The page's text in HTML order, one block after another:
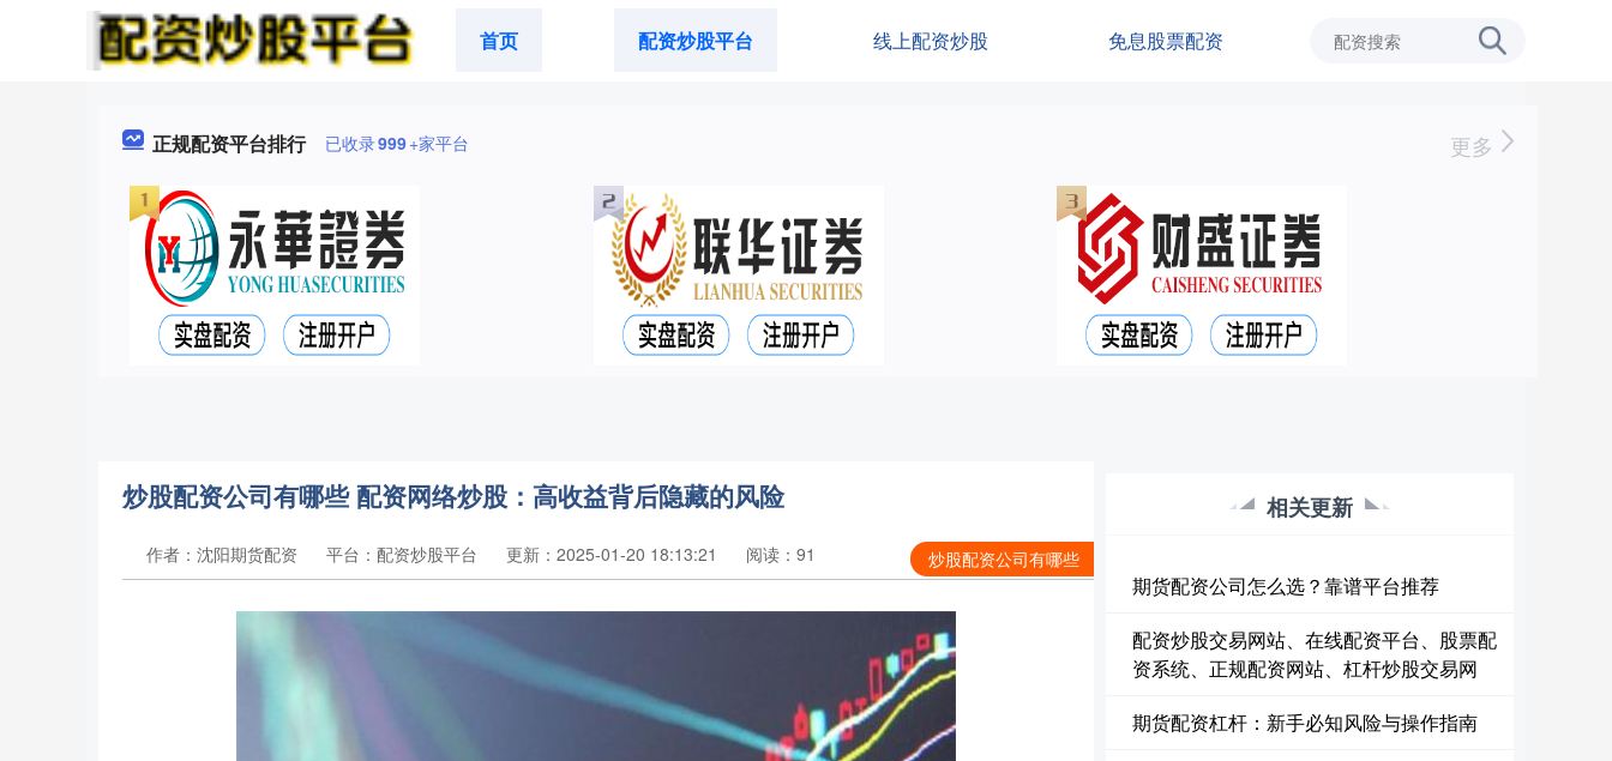
首页 配资炒股平台 线上配资炒股 免息股票配资
正规配资平台排行 已收录999+家平台 更多
炒股配资公司有哪些 配资网络炒股：高收益背后隐藏的风险
炒股配资公司有哪些
作者：沈阳期货配资 平台：配资炒股平台 更新：2025-01-20 18:13:21 阅读：91
相关更新
期货配资公司怎么选？靠谱平台推荐
配资炒股交易网站、在线配资平台、股票配
资系统、正规配资网站、杠杆炒股交易网
期货配资杠杆：新手必知风险与操作指南